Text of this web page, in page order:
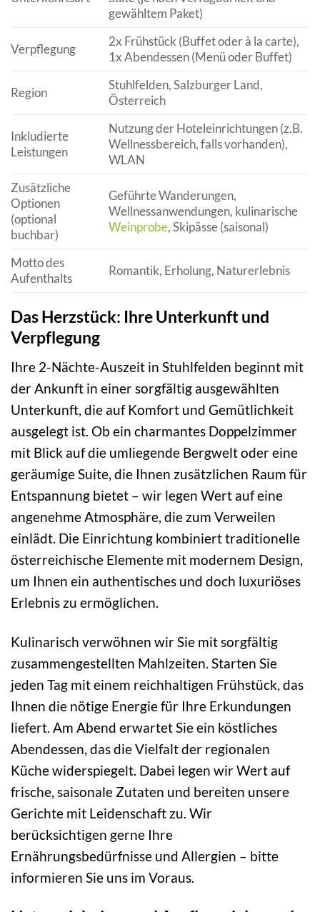
gewähltem Paket)
Verpflegung
2x Frühstück (Buffet oder à la carte),
1x Abendessen (Menü oder Buffet)
Region
Stuhlfelden, Salzburger Land,
Österreich
Inkludierte
Leistungen
Nutzung der Hoteleinrichtungen (z.B.
Wellnessbereich, falls vorhanden),
WLAN
Zusätzliche
Optionen
(optional
buchbar)
Geführte Wanderungen,
Wellnessanwendungen, kulinarische
Weinprobe, Skipässe (saisonal)
Motto des
Aufenthalts
Romantik, Erholung, Naturerlebnis
Das Herzstück: Ihre Unterkunft und
Verpflegung
Ihre 2-Nächte-Auszeit in Stuhlfelden beginnt mit
der Ankunft in einer sorgfältig ausgewählten
Unterkunft, die auf Komfort und Gemütlichkeit
ausgelegt ist. Ob ein charmantes Doppelzimmer
mit Blick auf die umliegende Bergwelt oder eine
geräumige Suite, die Ihnen zusätzlichen Raum für
Entspannung bietet – wir legen Wert auf eine
angenehme Atmosphäre, die zum Verweilen
einlädt. Die Einrichtung kombiniert traditionelle
österreichische Elemente mit modernem Design,
um Ihnen ein authentisches und doch luxuriöses
Erlebnis zu ermöglichen.
Kulinarisch verwöhnen wir Sie mit sorgfältig
zusammengestellten Mahlzeiten. Starten Sie
jeden Tag mit einem reichhaltigen Frühstück, das
Ihnen die nötige Energie für Ihre Erkundungen
liefert. Am Abend erwartet Sie ein köstliches
Abendessen, das die Vielfalt der regionalen
Küche widerspiegelt. Dabei legen wir Wert auf
frische, saisonale Zutaten und bereiten unsere
Gerichte mit Leidenschaft zu. Wir
berücksichtigen gerne Ihre
Ernährungsbedürfnisse und Allergien – bitte
informieren Sie uns im Voraus.